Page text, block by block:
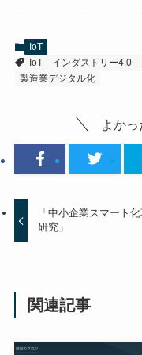
IoT
IoT
インダストリー4.0
製造業デジタル化
よかっ
「中小企業スマート
研究」
関連記事